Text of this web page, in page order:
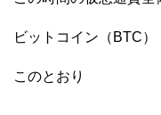
ビットコイン（BTC）
このとおり